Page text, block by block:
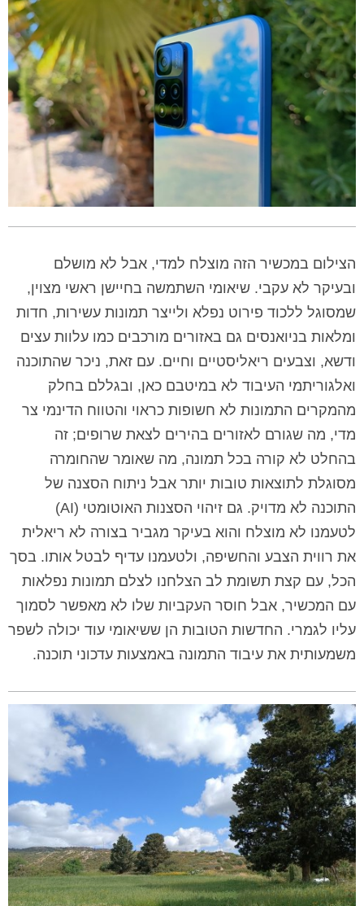
הצילום במכשיר הזה מוצלח למדי, אבל לא מושלם
ובעיקר לא עקבי. שיאומי השתמשה בחיישן ראשי מצוין,
שמסוגל ללכוד פירוט נפלא ולייצר תמונות עשירות, חדות
ומלאות בניואנסים גם באזורים מורכבים כמו עלוות עצים
ודשא, וצבעים ריאליסטיים וחיים. עם זאת, ניכר שהתוכנה
ואלגוריתמי העיבוד לא במיטבם כאן, ובגללם בחלק
מהמקרים התמונות לא חשופות כראוי והטווח הדינמי צר
מדי, מה שגורם לאזורים בהירים לצאת שרופים; זה
בהחלט לא קורה בכל תמונה, מה שאומר שהחומרה
מסוגלת לתוצאות טובות יותר אבל ניתוח הסצנה של
התוכנה לא מדויק. גם זיהוי הסצנות האוטומטי (AI)
לטעמנו לא מוצלח והוא בעיקר מגביר בצורה לא ריאלית
את רווית הצבע והחשיפה, ולטעמנו עדיף לבטל אותו. בסך
הכל, עם קצת תשומת לב הצלחנו לצלם תמונות נפלאות
עם המכשיר, אבל חוסר העקביות שלו לא מאפשר לסמוך
עליו לגמרי. החדשות הטובות הן ששיאומי עוד יכולה לשפר
משמעותית את עיבוד התמונה באמצעות עדכוני תוכנה.